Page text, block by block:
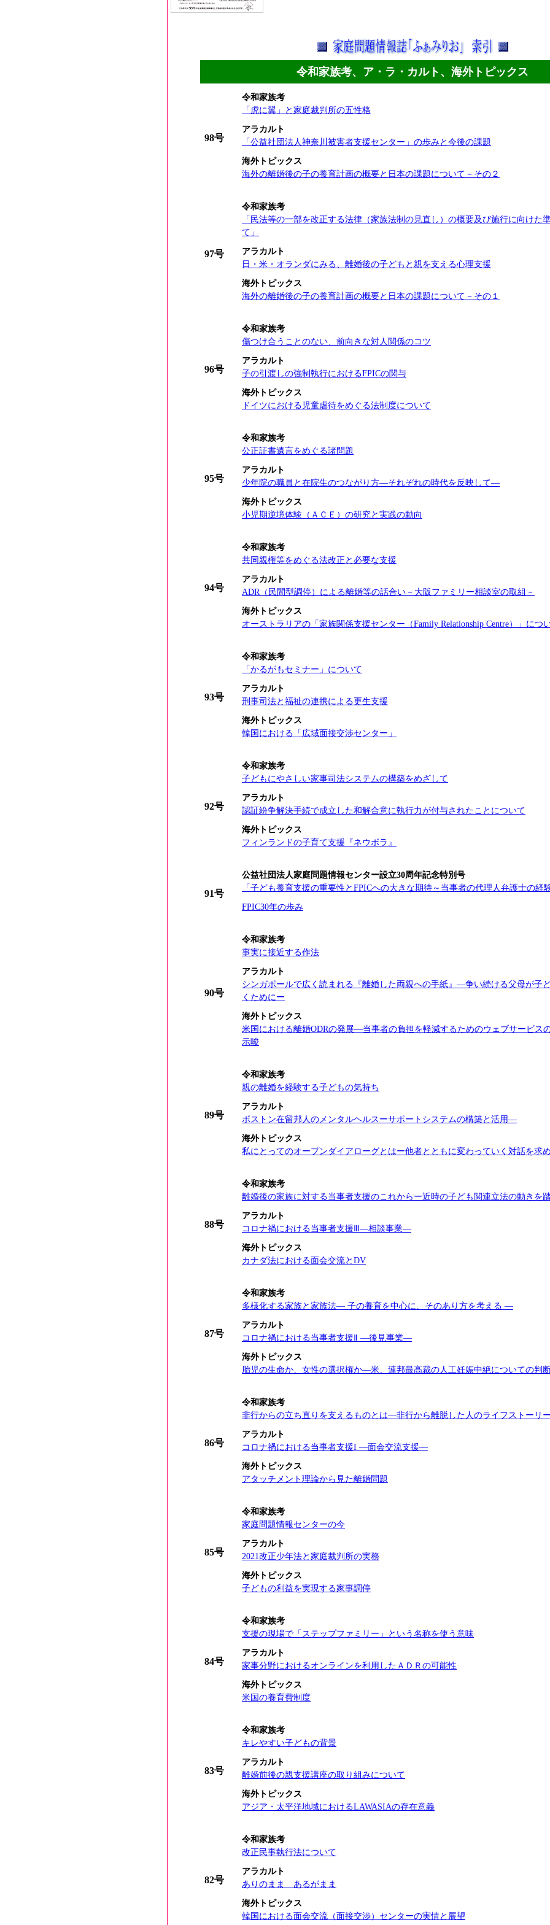
令和家族考、ア・ラ・カルト、海外トピックス
98号
令和家族考
「虎に翼」と家庭裁判所の五性格
アラカルト
「公益社団法人神奈川被害者支援センター」の歩みと今後の課題
海外トピックス
海外の離婚後の子の養育計画の概要と日本の課題について－その２
97号
令和家族考
「民法等の一部を改正する法律（家族法制の見直し）の概要及び施行に向けた
て」
アラカルト
日・米・オランダにみる、離婚後の子どもと親を支える心理支援
海外トピックス
海外の離婚後の子の養育計画の概要と日本の課題について－その１
96号
令和家族考
傷つけ合うことのない、前向きな対人関係のコツ
アラカルト
子の引渡しの強制執行におけるFPICの関与
海外トピックス
ドイツにおける児童虐待をめぐる法制度について
95号
令和家族考
公正証書遺言をめぐる諸問題
アラカルト
少年院の職員と在院生のつながり方―それぞれの時代を反映して―
海外トピックス
小児期逆境体験（ＡＣＥ）の研究と実践の動向
94号
令和家族考
共同親権等をめぐる法改正と必要な支援
アラカルト
ADR（民間型調停）による離婚等の話合い－大阪ファミリー相談室の取組－
海外トピックス
オーストラリアの「家族関係支援センター（Family Relationship Centre）」につ
93号
令和家族考
「かるがもセミナー」について
アラカルト
刑事司法と福祉の連携による更生支援
海外トピックス
韓国における「広域面接交渉センター」
92号
令和家族考
子どもにやさしい家事司法システムの構築をめざして
アラカルト
認証紛争解決手続で成立した和解合意に執行力が付与されたことについて
海外トピックス
フィンランドの子育て支援『ネウボラ』
91号
公益社団法人家庭問題情報センター設立30周年記念特別号
「子ども養育支援の重要性とFPICへの大きな期待～当事者の代理人弁護士の経
FPIC30年の歩み
90号
令和家族考
事実に接近する作法
アラカルト
シンガポールで広く読まれる『離婚した両親への手紙』―争い続ける父母が子
くためにー
海外トピックス
米国における離婚ODRの発展―当事者の負担を軽減するためのウェブサービス
示唆
89号
令和家族考
親の離婚を経験する子どもの気持ち
アラカルト
ボストン在留邦人のメンタルヘルスーサポートシステムの構築と活用―
海外トピックス
私にとってのオープンダイアローグとはー他者とともに変わっていく対話を求
88号
令和家族考
離婚後の家族に対する当事者支援のこれからー近時の子ども関連立法の動きを
アラカルト
コロナ禍における当事者支援Ⅲ―相談事業―
海外トピックス
カナダ法における面会交流とDV
87号
令和家族考
多様化する家族と家族法― 子の養育を中心に、そのあり方を考える ―
アラカルト
コロナ禍における当事者支援Ⅱ ―後見事業―
海外トピックス
胎児の生命か、女性の選択権か―米、連邦最高裁の人工妊娠中絶についての判
86号
令和家族考
非行からの立ち直りを支えるものとは―非行から離脱した人のライフストーリ
アラカルト
コロナ禍における当事者支援I ―面会交流支援―
海外トピックス
アタッチメント理論から見た離婚問題
85号
令和家族考
家庭問題情報センターの今
アラカルト
2021改正少年法と家庭裁判所の実務
海外トピックス
子どもの利益を実現する家事調停
84号
令和家族考
支援の現場で「ステップファミリー」という名称を使う意味
アラカルト
家事分野におけるオンラインを利用したＡＤＲの可能性
海外トピックス
米国の養育費制度
83号
令和家族考
キレやすい子どもの背景
アラカルト
離婚前後の親支援講座の取り組みについて
海外トピックス
アジア・太平洋地域におけるLAWASIAの存在意義
82号
令和家族考
改正民事執行法について
アラカルト
ありのまま あるがまま
海外トピックス
韓国における面会交流（面接交渉）センターの実情と展望